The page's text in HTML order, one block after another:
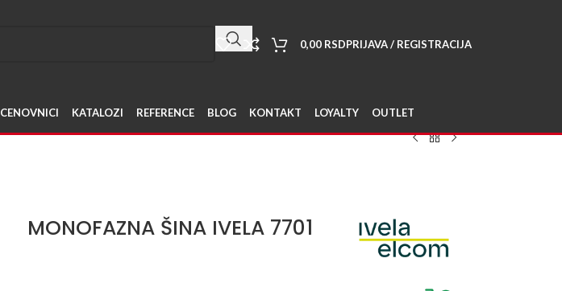
0,00 RSDPRIJAVA / REGISTRACIJA
CENOVNICI KATALOZI REFERENCE BLOG KONTAKT LOYALTY OUTLET
MONOFAZNA ŠINA IVELA 7701